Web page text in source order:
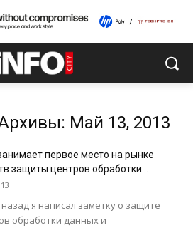
Май 13, 2013
первое место на рынке
защиты центров обработки
я написал заметку о защите
обработки данных и